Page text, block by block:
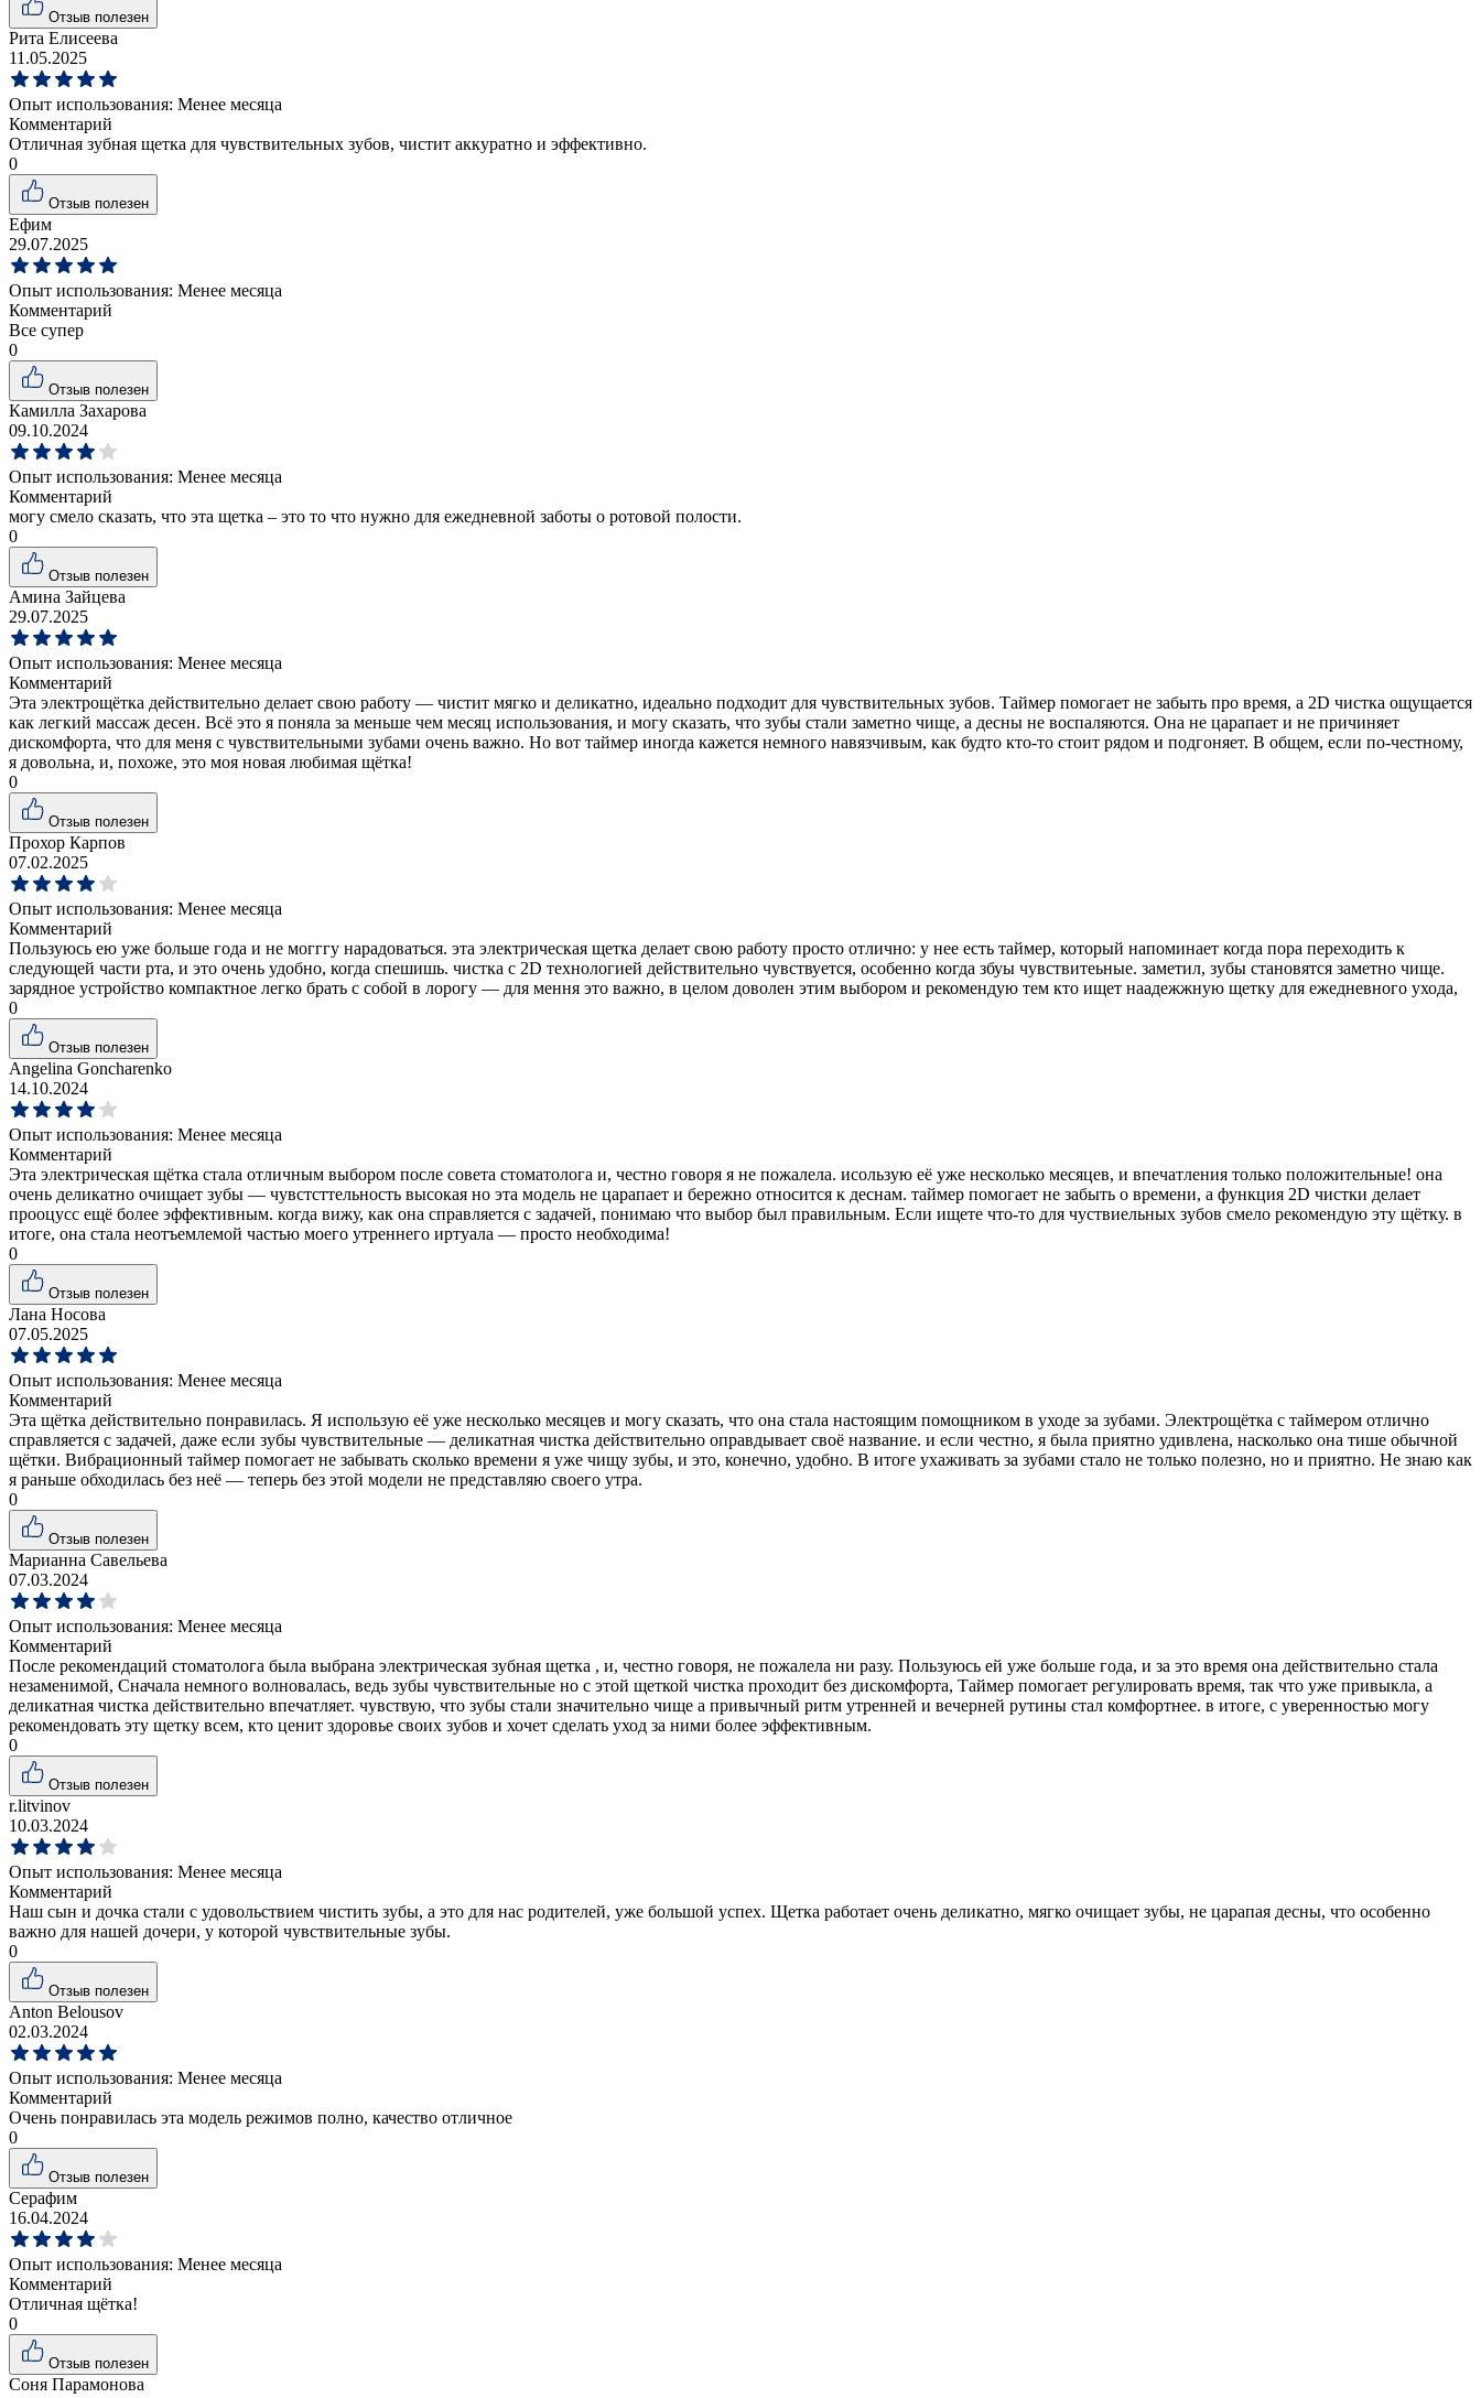
Отзыв полезен
Рита Елисеева
11.05.2025
Опыт использования: Менее месяца
Комментарий
Отличная зубная щетка для чувствительных зубов, чистит аккуратно и эффективно.
0
Отзыв полезен
Ефим
29.07.2025
Опыт использования: Менее месяца
Комментарий
Все супер
0
Отзыв полезен
Камилла Захарова
09.10.2024
Опыт использования: Менее месяца
Комментарий
могу смело сказать, что эта щетка – это то что нужно для ежедневной заботы о ротовой полости.
0
Отзыв полезен
Амина Зайцева
29.07.2025
Опыт использования: Менее месяца
Комментарий
Эта электрощётка действительно делает свою работу — чистит мягко и деликатно, идеально подходит для чувствительных зубов. Таймер помогает не забыть про время, а 2D чистка ощущается
как легкий массаж десен. Всё это я поняла за меньше чем месяц использования, и могу сказать, что зубы стали заметно чище, а десны не воспаляются. Она не царапает и не причиняет
дискомфорта, что для меня с чувствительными зубами очень важно. Но вот таймер иногда кажется немного навязчивым, как будто кто-то стоит рядом и подгоняет. В общем, если по-честному,
я довольна, и, похоже, это моя новая любимая щётка!
0
Отзыв полезен
Прохор Карпов
07.02.2025
Опыт использования: Менее месяца
Комментарий
Пользуюсь ею уже больше года и не могггу нарадоваться. эта электрическая щетка делает свою работу просто отлично: у нее есть таймер, который напоминает когда пора переходить к
следующей части рта, и это очень удобно, когда спешишь. чистка с 2D технологией действительно чувствуется, особенно когда збуы чувствитеьные. заметил, зубы становятся заметно чище.
зарядное устройство компактное легко брать с собой в лорогу — для мення это важно, в целом доволен этим выбором и рекомендую тем кто ищет наадежжную щетку для ежедневного ухода,
0
Отзыв полезен
Angelina Goncharenko
14.10.2024
Опыт использования: Менее месяца
Комментарий
Эта электрическая щётка стала отличным выбором после совета стоматолога и, честно говоря я не пожалела. исользую её уже несколько месяцев, и впечатления только положительные! она
очень деликатно очищает зубы — чувстсттельность высокая но эта модель не царапает и бережно относится к деснам. таймер помогает не забыть о времени, а функция 2D чистки делает
прооцусс ещё более эффективным. когда вижу, как она справляется с задачей, понимаю что выбор был правильным. Если ищете что-то для чуствиельных зубов смело рекомендую эту щётку. в
итоге, она стала неотъемлемой частью моего утреннего иртуала — просто необходима!
0
Отзыв полезен
Лана Носова
07.05.2025
Опыт использования: Менее месяца
Комментарий
Эта щётка действительно понравилась. Я использую её уже несколько месяцев и могу сказать, что она стала настоящим помощником в уходе за зубами. Электрощётка с таймером отлично
справляется с задачей, даже если зубы чувствительные — деликатная чистка действительно оправдывает своё название. и если честно, я была приятно удивлена, насколько она тише обычной
щётки. Вибрационный таймер помогает не забывать сколько времени я уже чищу зубы, и это, конечно, удобно. В итоге ухаживать за зубами стало не только полезно, но и приятно. Не знаю как
я раньше обходилась без неё — теперь без этой модели не представляю своего утра.
0
Отзыв полезен
Марианна Савельева
07.03.2024
Опыт использования: Менее месяца
Комментарий
После рекомендаций стоматолога была выбрана электрическая зубная щетка , и, честно говоря, не пожалела ни разу. Пользуюсь ей уже больше года, и за это время она действительно стала
незаменимой, Сначала немного волновалась, ведь зубы чувствительные но с этой щеткой чистка проходит без дискомфорта, Таймер помогает регулировать время, так что уже привыкла, а
деликатная чистка действительно впечатляет. чувствую, что зубы стали значительно чище а привычный ритм утренней и вечерней рутины стал комфортнее. в итоге, с уверенностью могу
рекомендовать эту щетку всем, кто ценит здоровье своих зубов и хочет сделать уход за ними более эффективным.
0
Отзыв полезен
r.litvinov
10.03.2024
Опыт использования: Менее месяца
Комментарий
Наш сын и дочка стали с удовольствием чистить зубы, а это для нас родителей, уже большой успех. Щетка работает очень деликатно, мягко очищает зубы, не царапая десны, что особенно
важно для нашей дочери, у которой чувствительные зубы.
0
Отзыв полезен
Anton Belousov
02.03.2024
Опыт использования: Менее месяца
Комментарий
Очень понравилась эта модель режимов полно, качество отличное
0
Отзыв полезен
Серафим
16.04.2024
Опыт использования: Менее месяца
Комментарий
Отличная щётка!
0
Отзыв полезен
Соня Парамонова